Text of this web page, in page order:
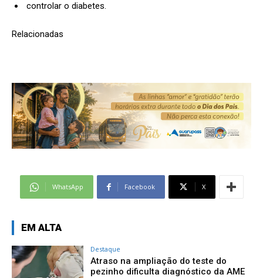
controlar o diabetes.
Relacionadas
WhatsApp Facebook X
EM ALTA
Destaque
Atraso na ampliação do teste do
pezinho dificulta diagnóstico da AME